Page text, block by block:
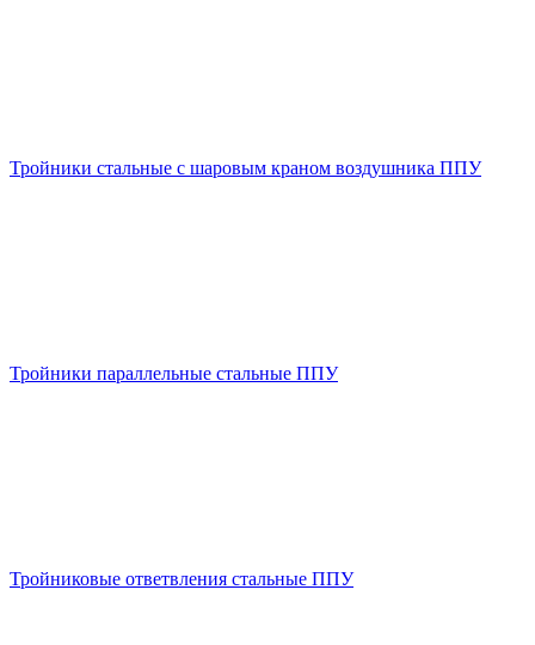
Тройники стальные с шаровым краном воздушника ППУ
Тройники параллельные стальные ППУ
Тройниковые ответвления стальные ППУ